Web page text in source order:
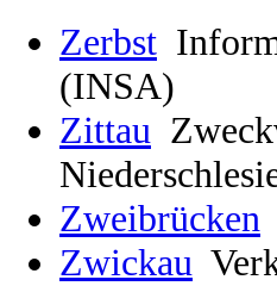
Zerbst
(INSA)
Zittau
Zweibrücken
Zwickau